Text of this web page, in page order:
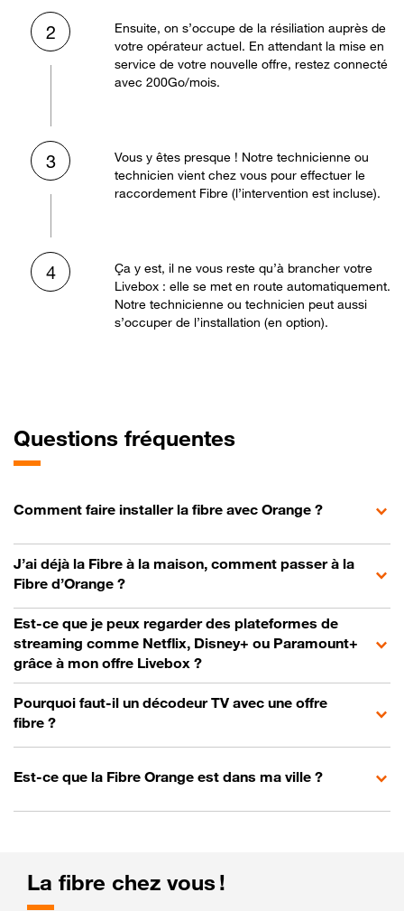
2
Ensuite, on s’occupe de la résiliation auprès de
votre opérateur actuel. En attendant la mise en
service de votre nouvelle offre, restez connecté
avec 200Go/mois.
3
Vous y êtes presque ! Notre technicienne ou
technicien vient chez vous pour effectuer le
raccordement Fibre (l’intervention est incluse).
4
Ça y est, il ne vous reste qu’à brancher votre
Livebox : elle se met en route automatiquement.
Notre technicienne ou technicien peut aussi
s’occuper de l’installation (en option).
Questions fréquentes
Comment faire installer la fibre avec Orange ?
J’ai déjà la Fibre à la maison, comment passer à la
Fibre d’Orange ?
Est-ce que je peux regarder des plateformes de
streaming comme Netflix, Disney+ ou Paramount+
grâce à mon offre Livebox ?
Pourquoi faut-il un décodeur TV avec une offre
fibre ?
Est-ce que la Fibre Orange est dans ma ville ?
La fibre chez vous !